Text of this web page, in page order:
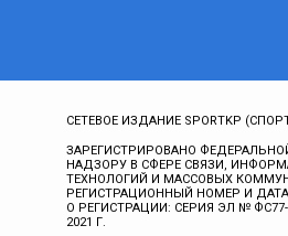
СЕТЕВОЕ ИЗДАНИЕ SPORTKP
ЗАРЕГИСТРИРОВАНО
НАДЗОРУ В СФЕРЕ СВЯЗИ,
ТЕХНОЛОГИЙ И МАССОВЫХ
РЕГИСТРАЦИОННЫЙ НОМЕР И
О РЕГИСТРАЦИИ: СЕРИЯ ЭЛ № ФС77-
2021 Г.